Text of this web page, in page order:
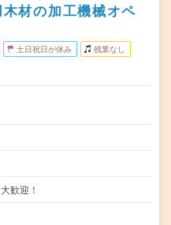
木材の加工機械オペ
土日祝日が休み 残業なし
歓迎！